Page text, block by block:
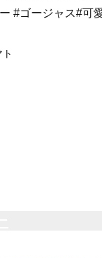
#ゴージャス#可